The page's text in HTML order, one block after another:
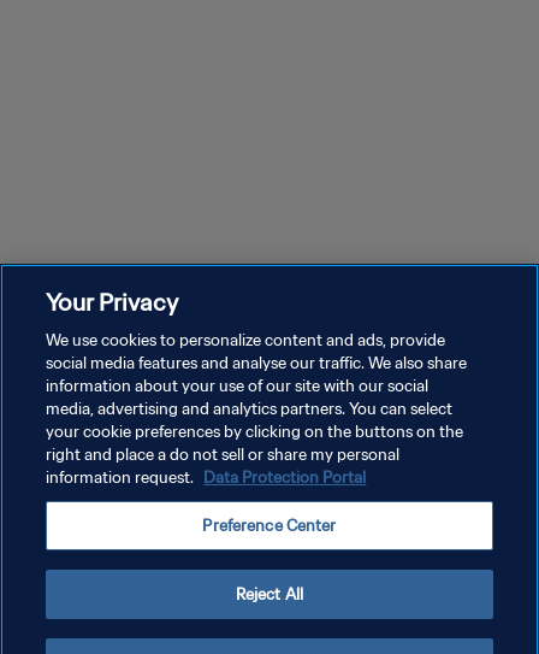
Your Privacy
We use cookies to personalize content and ads, provide
social media features and analyse our traffic. We also share
information about your use of our site with our social
media, advertising and analytics partners. You can select
your cookie preferences by clicking on the buttons on the
right and place a do not sell or share my personal
information request. Data Protection Portal
Preference Center
Reject All